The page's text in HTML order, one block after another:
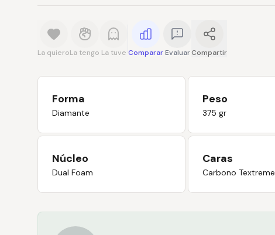
La quieroLa tengo La tuve CompararEvaluar Compartir
Forma
Diamante
Peso
375 gr
Núcleo
Dual Foam
Caras
Carbono Textreme